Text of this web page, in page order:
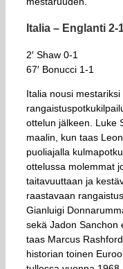
Italia – Englanti 2-
2′ Shaw 0-1
67′ Bonucci 1-1
Italia nousi
ottelun jälkeen. Luke
maalin, kun taas
puoliajalla
ottelussa molemmat
taitavuuttaan ja
raastavaan
Gianluigi
sekä Jadon Sanchon
taas Marcus
historian toinen